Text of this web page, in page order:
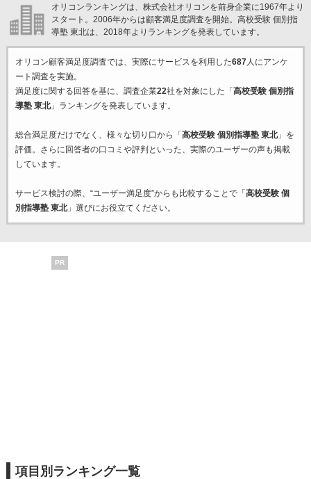
オリコンランキングは、株式会社オリコンを前身企業に1967年より
スタート。2006年からは顧客満足度調査を開始。高校受験 個別指
導塾 東北は、2018年よりランキングを発表しています。
オリコン顧客満足度調査では、実際にサービスを利用した687人にアンケ
ート調査を実施。
満足度に関する回答を基に、調査企業22社を対象にした「 高校受験 個別指
導塾 東北」ランキングを発表しています。
総合満足度だけでなく、様々な切り口から「 高校受験 個別指導塾 東北」を
評価。さらに回答者の口コミや評判といった、実際のユーザーの声も掲載
しています。
サービス検討の際、“ユーザー満足度”からも比較することで「 高校受験 個
別指導塾 東北」選びにお役立てください。
PR
項目別ランキング一覧